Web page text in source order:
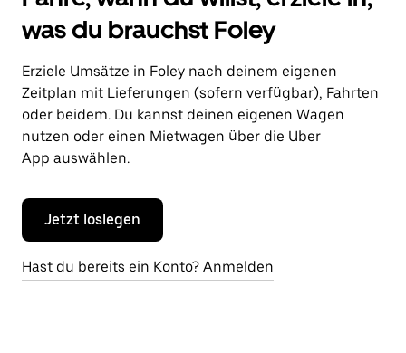
was du brauchst Foley
Erziele Umsätze in Foley nach deinem eigenen
Zeitplan mit Lieferungen (sofern verfügbar), Fahrten
oder beidem. Du kannst deinen eigenen Wagen
nutzen oder einen Mietwagen über die Uber
App auswählen.
Jetzt loslegen
Hast du bereits ein Konto? Anmelden